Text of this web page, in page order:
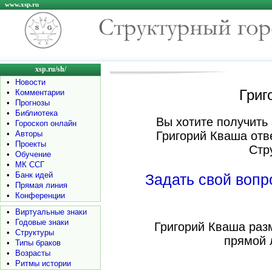
www.xsp.ru
xsp.ru/sh/
•
Новости
•
Комментарии
•
Прогнозы
•
Библиотека
•
Гороскоп онлайн
•
Авторы
•
Проекты
•
Обучение
•
МК ССГ
•
Банк идей
•
Прямая линия
•
Конференции
•
Виртуальные знаки
•
Годовые знаки
•
Структуры
•
Типы браков
•
Возрасты
•
Ритмы истории
Вы хотите
Григорий Кваша
Задать свой
Григорий Кваша
прямой